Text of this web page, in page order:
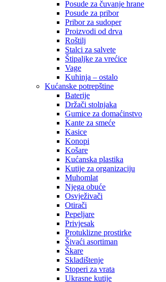
Posude za čuvanje hrane
Posude za pribor
Pribor za sudoper
Proizvodi od drva
Roštilj
Stalci za salvete
Štipaljke za vrećice
Vage
Kuhinja – ostalo
Kućanske potrepštine
Baterije
Držači stolnjaka
Gumice za domaćinstvo
Kante za smeće
Kasice
Konopi
Košare
Kućanska plastika
Kutije za organizaciju
Muhomlat
Njega obuće
Osvježivači
Otirači
Pepeljare
Privjesak
Protuklizne prostirke
Šivaći asortiman
Škare
Skladištenje
Stoperi za vrata
Ukrasne kutije